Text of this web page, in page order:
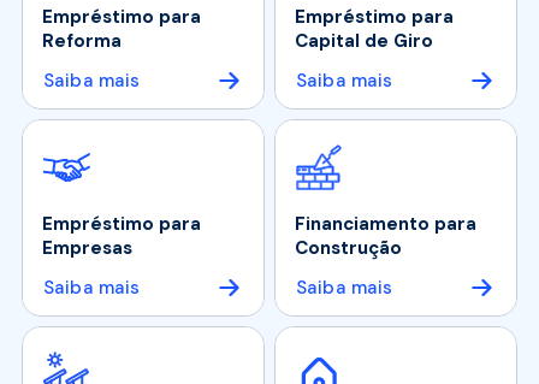
Empréstimo para
Reforma
Saiba mais
Empréstimo para
Capital de Giro
Saiba mais
Empréstimo para
Empresas
Saiba mais
Financiamento para
Construção
Saiba mais